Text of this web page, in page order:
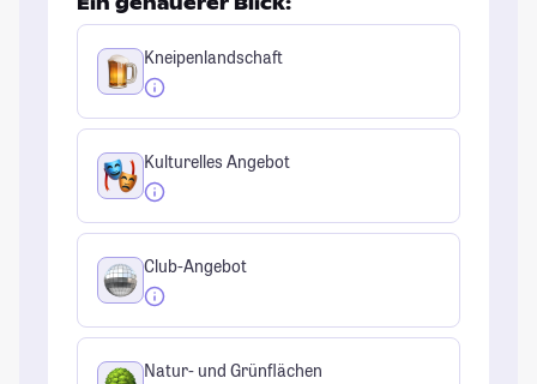
Kneipenlandschaft
Kulturelles Angebot
Club-Angebot
Natur- und Grünflächen